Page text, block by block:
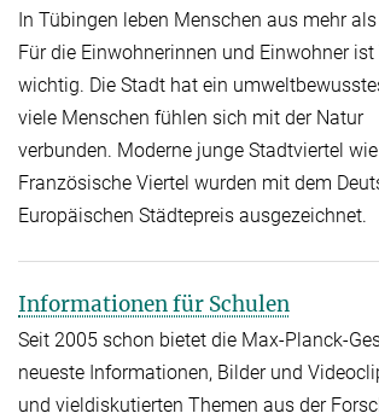
In Tübingen leben Menschen aus mehr
Für die Einwohnerinnen und Einwohner
wichtig. Die Stadt hat ein
viele Menschen fühlen sich mit der Natur
verbunden. Moderne junge Stadtviertel
Französische Viertel wurden mit dem
Europäischen Städtepreis ausgezeichnet.
Informationen für Schulen
Seit 2005 schon bietet die Max-Planck-
neueste Informationen, Bilder und
und vieldiskutierten Themen aus der